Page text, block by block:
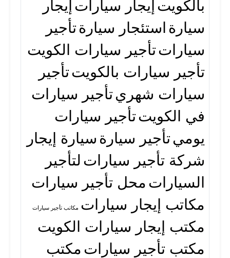
بالكويتإيجار سياراتإيجار
سيارة استئجار سيارةتأجير
سياراتتأجير سيارات الكويت
تأجير سيارات بالكويتتأجير
سيارات شهريتأجير سيارات
في الكويتتأجير سيارات
يوميتأجير سيارة سيارة إيجار
شركة تأجير سياراتلتأجير
السياراتمحل تأجير سيارات
مكاتب إيجار سيارات مكاتب تأجير سيارات
مكتب إيجار سيارات الكويت
مكتب تأجير سياراتمكتب